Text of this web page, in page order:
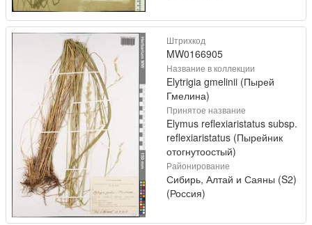
Штрихкод
MW0166905
Название в коллекции
Elytrigia gmelinii (Пырей
Гмелина)
Принятое название
Elymus reflexiaristatus subsp.
reflexiaristatus (Пырейник
отогнутоостый)
Районирование
Сибирь, Алтай и Саяны (S2)
(Россия)